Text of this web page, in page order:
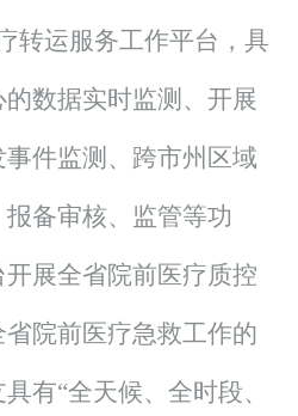
转运服务工作平台， 具
数据实时监测、开展
件监测、跨市州区域
备审核、监管等功
展全省院前医疗质控
院前医疗急救工作的
具有“全天候、全时段、